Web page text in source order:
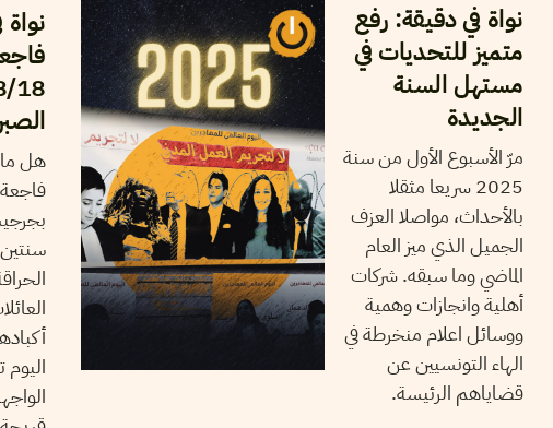
نواة في دقيقة: رفع
متميز للتحديات في
مستهل السنة
الجديدة
مرّ الأسبوع الأول من سنة
2025 سريعا مثقلا
بالأحداث، مواصلا العزف
الجميل الذي ميز العام
الماضي وما سبقه. شركات
أهلية وانجازات وهمية
ووسائل اعلام منخرطة في
الهاء التونسيين عن
قضاياهم الرئيسة.
هل
اليوم